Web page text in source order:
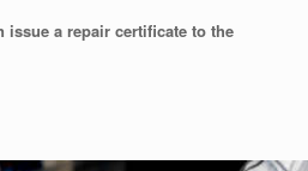
issue a repair certificate to the